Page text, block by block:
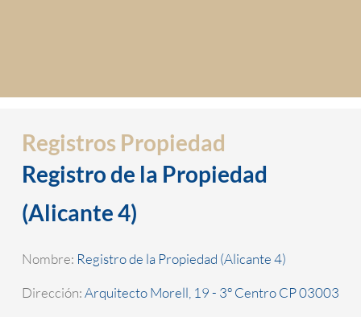
Registros Propiedad
Registro de la Propiedad
(Alicante 4)
Nombre: Registro de la Propiedad (Alicante 4)
Dirección:Arquitecto Morell, 19 - 3º Centro CP 03003